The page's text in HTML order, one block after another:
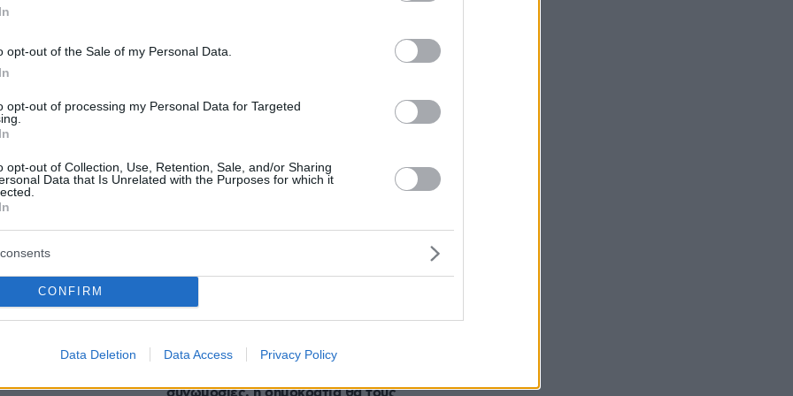
opt-out of the Sale of my Personal Data.
opt-out of processing my Personal Data for Targeted
opt-out of Collection, Use, Retention, Sale, and/or Sharing
Data that Is Unrelated with the Purposes for which it
CONFIRM
Data Deletion Data Access Privacy Policy
protothema.gr στο Google News
Ειδήσεις
από την Ελλάδα και τον Κόσμο, τη
στο
μάτι τα κοράλλια
Το μπλόκο στη
κατηγορείται για τον εμπρησμό στη
Καρυστιανού: Kάποιοι ονειρεύονται
πριν 39 λεπτά